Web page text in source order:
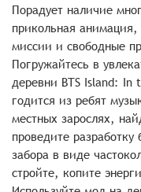
Порадует наличие
прикольная
миссии и свободные
Погружайтесь в
деревни BTS Island: In
годится из ребят
местных зарослях,
проведите
забора в виде
стройте, копите